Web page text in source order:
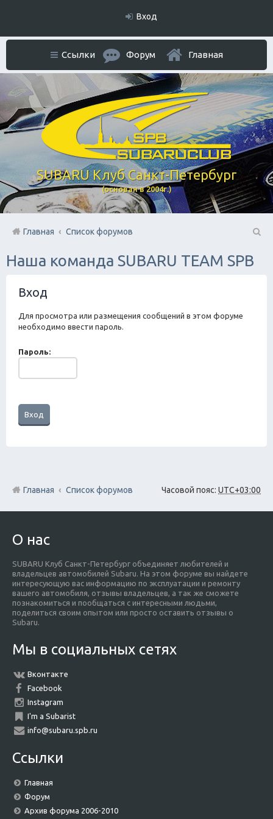
Вход
SUBARU Клуб Санкт-Петербург
(основан в 2004г.)
Ссылки Форум Главная
Главная
Список форумов
ои
Наша команда SUBARU TEAM SPB
Вход
Для просмотра или размещения сообщений в этом форуме
необходимо ввести пароль.
Пароль:
Часовой пояс: UTC+03:00
Главная Список форумов
О нас
SUBARU Клуб Санкт-Петербург объединяет любителей и
владельцев автомобилей Subaru. На этом форуме вы найдете
интересующую вас информацию по эксплуатации и ремонту
вашего автомобиля, отзывы владельцев, а так же сможете
познакомиться и пообщаться с интересными людьми,
поделиться своим опытом или просто оставить отзывы о
Subaru.
Мы в социальных сетях
Вконтакте
Facebook
Instagram
I'm a Subarist
info@subaru.spb.ru
Ссылки
Главная
Форум
Архив форума 2006-2010